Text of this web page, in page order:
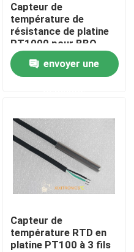
NTC
véhicules à moteur
Capteur de
température de
résistance de platine
PT1000 pour BBQ
envoyer une
Capteur de
température RTD en
platine PT100 à 3 fils